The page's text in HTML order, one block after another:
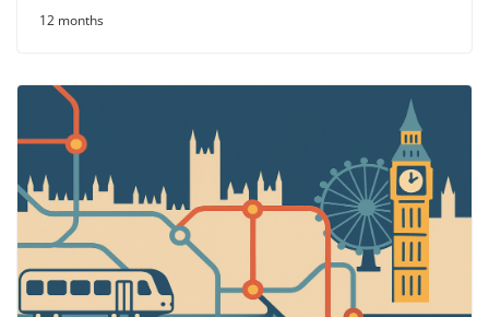
12 months